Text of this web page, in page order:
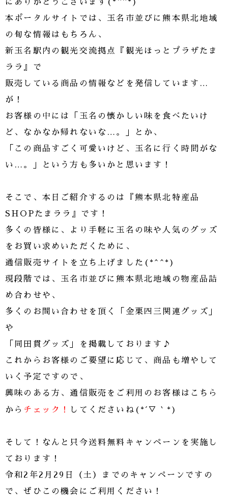
にありがとうございます(*^^*)
本ポータルサイトでは、玉名市並びに熊本県北地域
の旬な情報はもちろん、
新玉名駅内の観光交流拠点『観光ほっとプラザたま
ララ』で
販売している商品の情報などを発信しています…
が！
お客様の中には「玉名の懐かしい味を食べたいけ
ど、なかなか帰れないな…。」とか、
「この商品すごく可愛いけど、玉名に行く時間がな
い…。」という方も多いかと思います！
そこで、本日ご紹介するのは『熊本県北特産品
SHOPたまララ』です！
多くの皆様に、より手軽に玉名の味や人気のグッズ
をお買い求めいただくために、
通信販売サイトを立ち上げました(*^^*)
現段階では、玉名市並びに熊本県北地域の物産品詰
め合わせや、
多くのお問い合わせを頂く「金栗四三関連グッズ」
や
「同田貫グッズ」を掲載しております♪
これからお客様のご要望に応じて、商品も増やして
いく予定ですので、
興味のある方、通信販売をご利用のお客様はこちら
から チェック ！ してくださいね(*´▽｀*)
そして！なんと只今送料無料キャンペーンを実施し
ております！
令和2年2月29日（土）までのキャンペーンですの
で、ぜひこの機会にご利用ください！